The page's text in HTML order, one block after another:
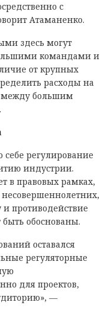
с
Атаманенко.
здесь могут
командами и
от крупных
расходы на
между большим
себе регулирование
индустрии.
в правовых рамках,
противодействие
обоснованы.
оставался
регуляторные
для проектов,
—